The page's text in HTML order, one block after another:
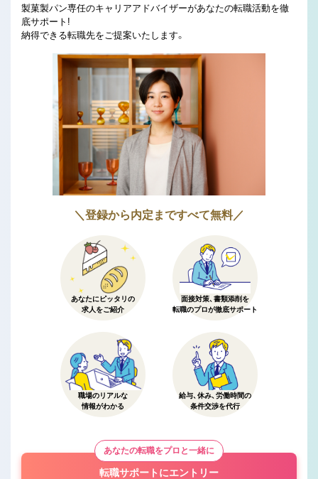
製菓製パン専任のキャリアアドバイザーがあなたの転職活動を徹
底サポート!
納得できる転職先をご提案いたします。
＼登録から内定まですべて無料／
あなたにピッタリの
求人をご紹介
面接対策、書類添削を
転職のプロが徹底サポート
職場のリアルな
情報がわかる
給与、休み、労働時間の
条件交渉を代行
あなたの転職をプロと一緒に
転職サポートにエントリー